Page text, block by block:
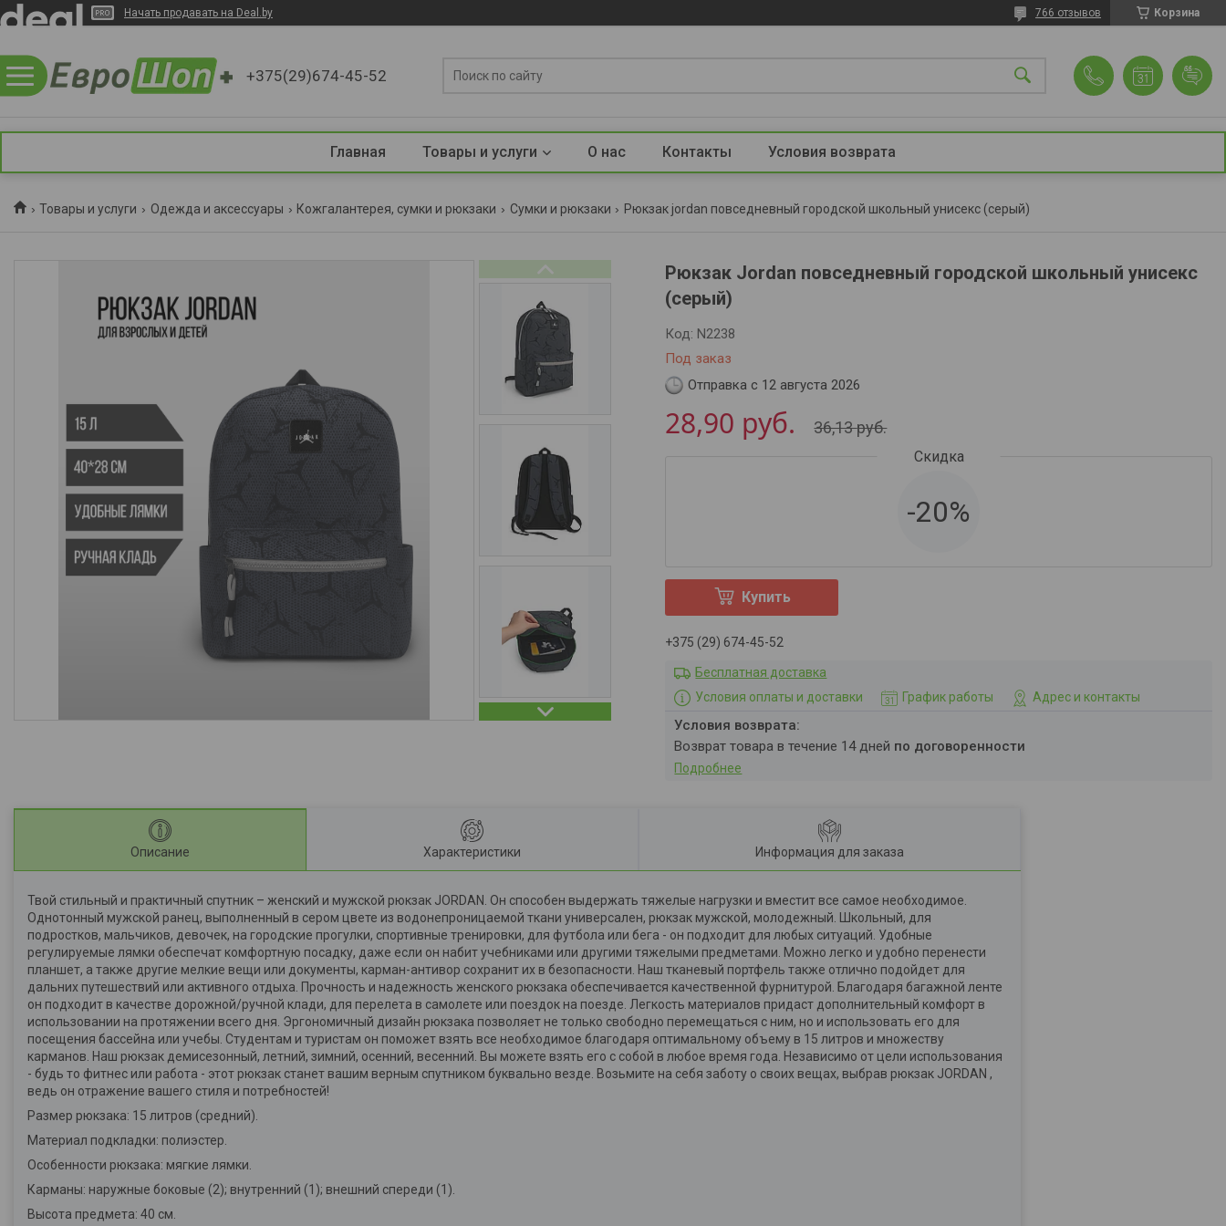
Начать продавать на Deal.by Корзина
766 отзывов
+375(29)674-45-52
Главная Товары и услуги О нас Контакты Условия возврата
Товары и услуги Одежда и аксессуары Кожгалантерея, сумки и рюкзаки Сумки и рюкзаки Рюкзак jordan повседневный городской школьный унисекс (серый)
Рюкзак Jordan повседневный городской школьный унисекс
(серый)
Под заказ
Код: N2238
Отправка с 12 августа 2026
36,13руб.
28,90 руб.
-20%
Купить
+375 (29) 674-45-52
Бесплатная доставка
Условия оплаты и доставки
График работы Адрес и контакты
возврат товара в течение 14 дней по договоренности
Подробнее
Описание Характеристики Информация для заказа
Твой стильный и практичный спутник – женский и мужской рюкзак JORDAN. Он способен выдержать тяжелые нагрузки и вместит все самое необходимое.
Однотонный мужской ранец, выполненный в сером цвете из водонепроницаемой ткани универсален, рюкзак мужской, молодежный. Школьный, для
подростков, мальчиков, девочек, на городские прогулки, спортивные тренировки, для футбола или бега - он подходит для любых ситуаций. Удобные
регулируемые лямки обеспечат комфортную посадку, даже если он набит учебниками или другими тяжелыми предметами. Можно легко и удобно перенести
планшет, а также другие мелкие вещи или документы, карман-антивор сохранит их в безопасности. Наш тканевый портфель также отлично подойдет для
дальних путешествий или активного отдыха. Прочность и надежность женского рюкзака обеспечивается качественной фурнитурой. Благодаря багажной ленте
он подходит в качестве дорожной/ручной клади, для перелета в самолете или поездок на поезде. Легкость материалов придаст дополнительный комфорт в
использовании на протяжении всего дня. Эргономичный дизайн рюкзака позволяет не только свободно перемещаться с ним, но и использовать его для
посещения бассейна или учебы. Студентам и туристам он поможет взять все необходимое благодаря оптимальному объему в 15 литров и множеству
карманов. Наш рюкзак демисезонный, летний, зимний, осенний, весенний. Вы можете взять его с собой в любое время года. Независимо от цели использования
- будь то фитнес или работа - этот рюкзак станет вашим верным спутником буквально везде. Возьмите на себя заботу о своих вещах, выбрав рюкзак JORDAN ,
ведь он отражение вашего стиля и потребностей!
Размер рюкзака: 15 литров (средний).
Материал подкладки: полиэстер.
Особенности рюкзака: мягкие лямки.
Карманы: наружные боковые (2); внутренний (1); внешний спереди (1).
Высота предмета: 40 см.